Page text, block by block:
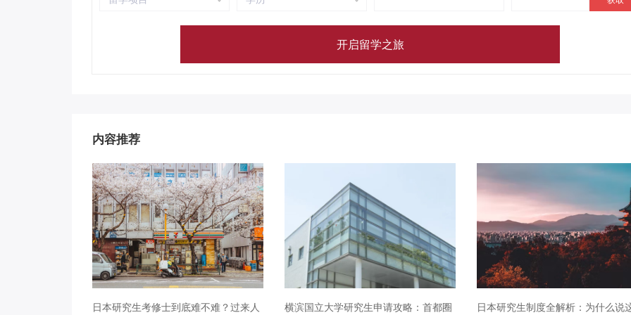
内容推荐
日本研究生考修士到底难不难？过来人 横滨国立大学研究生申请攻略：首都圈 日本研究生制度全解析：为什么说